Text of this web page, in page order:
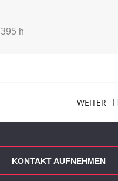
395 h
WEITER
KONTAKT AUFNEHMEN